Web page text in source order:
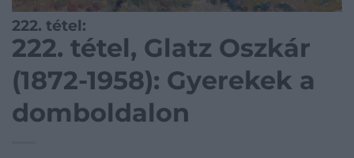
222. tétel:
222. tétel, Glatz Oszkár
(1872-1958): Gyerekek a
domboldalon